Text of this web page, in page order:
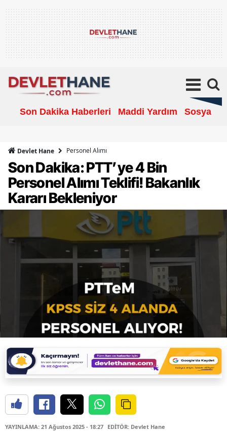
Son Dakika Haberleri Maddi Yardım Sosyal
Devlet Hane Personel Alımı
Son Dakika: PTT’ye 4 Bin
Personel Alımı Teklifi! Bakanlık
Kararı Bekleniyor
YAYINLAMA: 21 Ağustos 2025 - 18:27 EDİTÖR: Devlet Hane